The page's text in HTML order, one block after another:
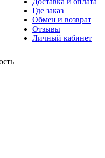
Где заказ
Обмен и возврат
Отзывы
Личный кабинет